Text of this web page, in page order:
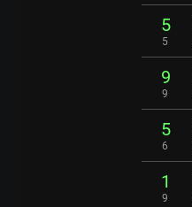
5
5
9
9
5
6
1
9